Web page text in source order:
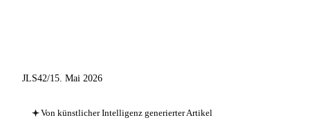
JLS42/15. Mai 2026
Von künstlicher Intelligenz generierter Artikel